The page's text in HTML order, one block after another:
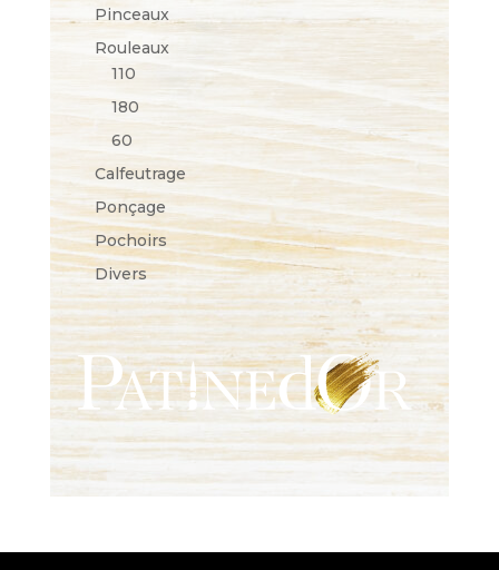
Pinceaux
Rouleaux
110
180
60
Calfeutrage
Ponçage
Pochoirs
Divers